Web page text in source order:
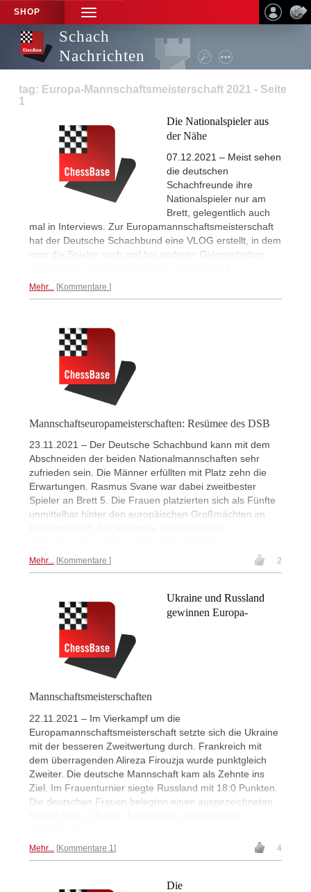
SHOP
TOGGLE
NAVIGATION
Schach
Nachrichten
tag: Europa-Mannschaftsmeisterschaft 2021 - Seite
1
Die Nationalspieler aus
der Nähe
07.12.2021 – Meist sehen
die deutschen
Schachfreunde ihre
Nationalspieler nur am
Brett, gelegentlich auch
mal in Interviews. Zur Europamannschaftsmeisterschaft
hat der Deutsche Schachbund eine VLOG erstellt, in dem
man die Spieler auch mal bei anderen Gelegenheiten
Mehr... Kommentare
Mannschaftseuropameisterschaften: Resümee des DSB
23.11.2021 – Der Deutsche Schachbund kann mit dem
Abschneiden der beiden Nationalmannschaften sehr
zufrieden sein. Die Männer erfüllten mit Platz zehn die
Erwartungen. Rasmus Svane war dabei zweitbester
Spieler an Brett 5. Die Frauen platzierten sich als Fünfte
unmittelbar hinter den europäischen Großmächten im
Mehr... Kommentare 2
Ukraine und Russland
gewinnen Europa-
Mannschaftsmeisterschaften
22.11.2021 – Im Vierkampf um die
Europamannschaftsmeisterschaft setzte sich die Ukraine
mit der besseren Zweitwertung durch. Frankreich mit
dem überragenden Alireza Firouzja wurde punktgleich
Zweiter. Die deutsche Mannschaft kam als Zehnte ins
Ziel. Im Frauenturnier siegte Russland mit 18:0 Punkten.
Die deutschen Frauen belegten einen ausgezeichneten
Mehr... Kommentare 1 4
Die